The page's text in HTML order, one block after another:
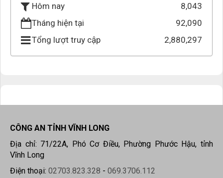
Hôm nay
8,043
Tháng hiện tại
92,090
Tổng lượt truy cập
2,880,297
CÔNG AN TỈNH VĨNH LONG
Địa chỉ: 71/22A, Phó Cơ Điều, Phường Phước Hậu, tỉnh
Vĩnh Long
Điện thoại: 02703.823.328 - 069.3706.112